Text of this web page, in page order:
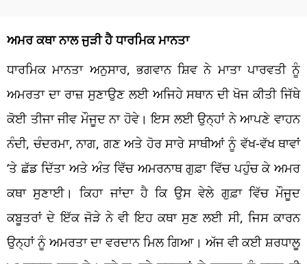
ਅਮਰ ਕਥਾ ਨਾਲ ਜੁੜੀ ਹੈ ਧਾਰਮਿਕ ਮਾਨਤਾ
ਧਾਰਮਿਕ ਮਾਨਤਾ ਅਨੁਸਾਰ, ਭਗਵਾਨ ਸ਼ਿਵ ਨੇ ਮਾਤਾ ਪਾਰਵਤੀ ਨੂੰ
ਅਮਰਤਾ ਦਾ ਰਾਜ਼ ਸੁਣਾਉਣ ਲਈ ਅਜਿਹੇ ਸਥਾਨ ਦੀ ਖੋਜ ਕੀਤੀ ਜਿੱਥੇ
ਕੋਈ ਤੀਜਾ ਜੀਵ ਮੌਜੂਦ ਨਾ ਹੋਵੇ। ਇਸ ਲਈ ਉਨ੍ਹਾਂ ਨੇ ਆਪਣੇ ਵਾਹਨ
ਨੰਦੀ, ਚੰਦਰਮਾ, ਨਾਗ, ਗਣ ਅਤੇ ਹੋਰ ਸਾਰੇ ਸਾਥੀਆਂ ਨੂੰ ਵੱਖ-ਵੱਖ ਥਾਵਾਂ
‘ਤੇ ਛੱਡ ਦਿੱਤਾ ਅਤੇ ਅੰਤ ਵਿੱਚ ਅਮਰਨਾਥ ਗੁਫ਼ਾ ਵਿੱਚ ਪਹੁੰਚ ਕੇ ਅਮਰ
ਕਥਾ ਸੁਣਾਈ। ਕਿਹਾ ਜਾਂਦਾ ਹੈ ਕਿ ਉਸ ਵੇਲੇ ਗੁਫ਼ਾ ਵਿੱਚ ਮੌਜੂਦ
ਕਬੂਤਰਾਂ ਦੇ ਇੱਕ ਜੋੜੇ ਨੇ ਵੀ ਇਹ ਕਥਾ ਸੁਣ ਲਈ ਸੀ, ਜਿਸ ਕਾਰਨ
ਉਨ੍ਹਾਂ ਨੂੰ ਅਮਰਤਾ ਦਾ ਵਰਦਾਨ ਮਿਲ ਗਿਆ। ਅੱਜ ਵੀ ਕਈ ਸ਼ਰਧਾਲੂ